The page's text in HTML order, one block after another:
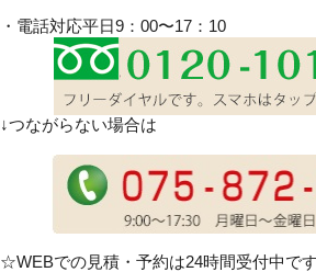
・電話対応平日9：00〜17：10
↓つながらない場合は
☆WEBでの見積・予約は24時間受付中です